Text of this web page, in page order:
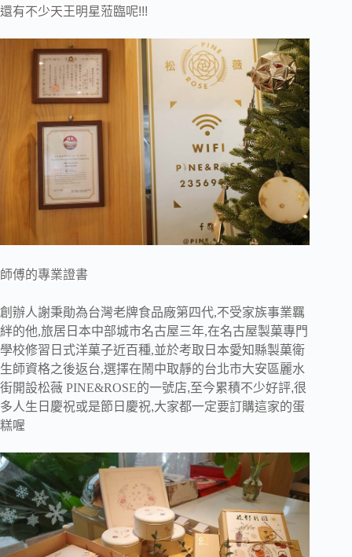
還有不少天王明星蒞臨呢!!!
師傅的專業證書
創辦人謝秉勛為台灣老牌食品廠第四代,不受家族事業羈
絆的他,旅居日本中部城市名古屋三年,在名古屋製菓專門
學校修習日式洋菓子近百種,並於考取日本愛知縣製菓衛
生師資格之後返台,選擇在鬧中取靜的台北市大安區麗水
街開設松薇 PINE&ROSE的一號店,至今累積不少好評,很
多人生日慶祝或是節日慶祝,大家都一定要訂購這家的蛋
糕喔